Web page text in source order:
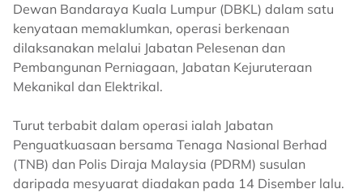
Dewan Bandaraya Kuala Lumpur (DBKL) dalam satu
kenyataan memaklumkan, operasi berkenaan
dilaksanakan melalui Jabatan Pelesenan dan
Pembangunan Perniagaan, Jabatan Kejuruteraan
Mekanikal dan Elektrikal.
Turut terbabit dalam operasi ialah Jabatan
Penguatkuasaan bersama Tenaga Nasional Berhad
(TNB) dan Polis Diraja Malaysia (PDRM) susulan
daripada mesyuarat diadakan pada 14 Disember lalu.